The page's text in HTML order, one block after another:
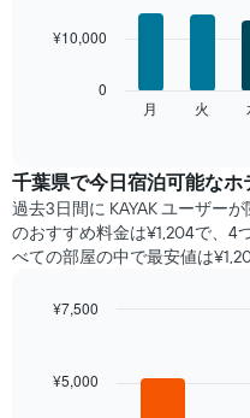
金
ま
す
表
の
X
月
bars.
ー
ト
は、
曜
日
と
室
月 火
0
¥10,000
千葉県​で​今日宿泊可能な​
過去3日間に KAYAK ユーザー
のおすすめ料金は¥1,204で、4
べての部屋の中で最安値は
with
¥5,000
¥7,500